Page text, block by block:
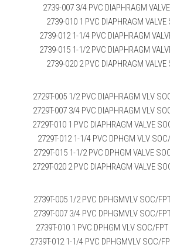
2739-007 3/4 PVC DIAPHRAGM
2739-010 1 PVC DIAPHRAGM
2739-012 1-1/4 PVC DIAPHRAGM
2739-015 1-1/2 PVC DIAPHRAGM
2739-020 2 PVC DIAPHRAGM
2729T-005 1/2 PVC DIAPHRAGM VLV
2729T-007 3/4 PVC DIAPHRAGM VLV
2729T-010 1 PVC DIAPHRAGM VALVE
2729T-012 1-1/4 PVC DPHGM VLV
2729T-015 1-1/2 PVC DPHGM VALVE
2729T-020 2 PVC DIAPHRAGM VALVE
2739T-005 1/2 PVC DPHGMVLV SOC/
2739T-007 3/4 PVC DPHGMVLV SOC/
2739T-010 1 PVC DPHGM VLV SOC/
2739T-012 1-1/4 PVC DPHGMVLV SOC/